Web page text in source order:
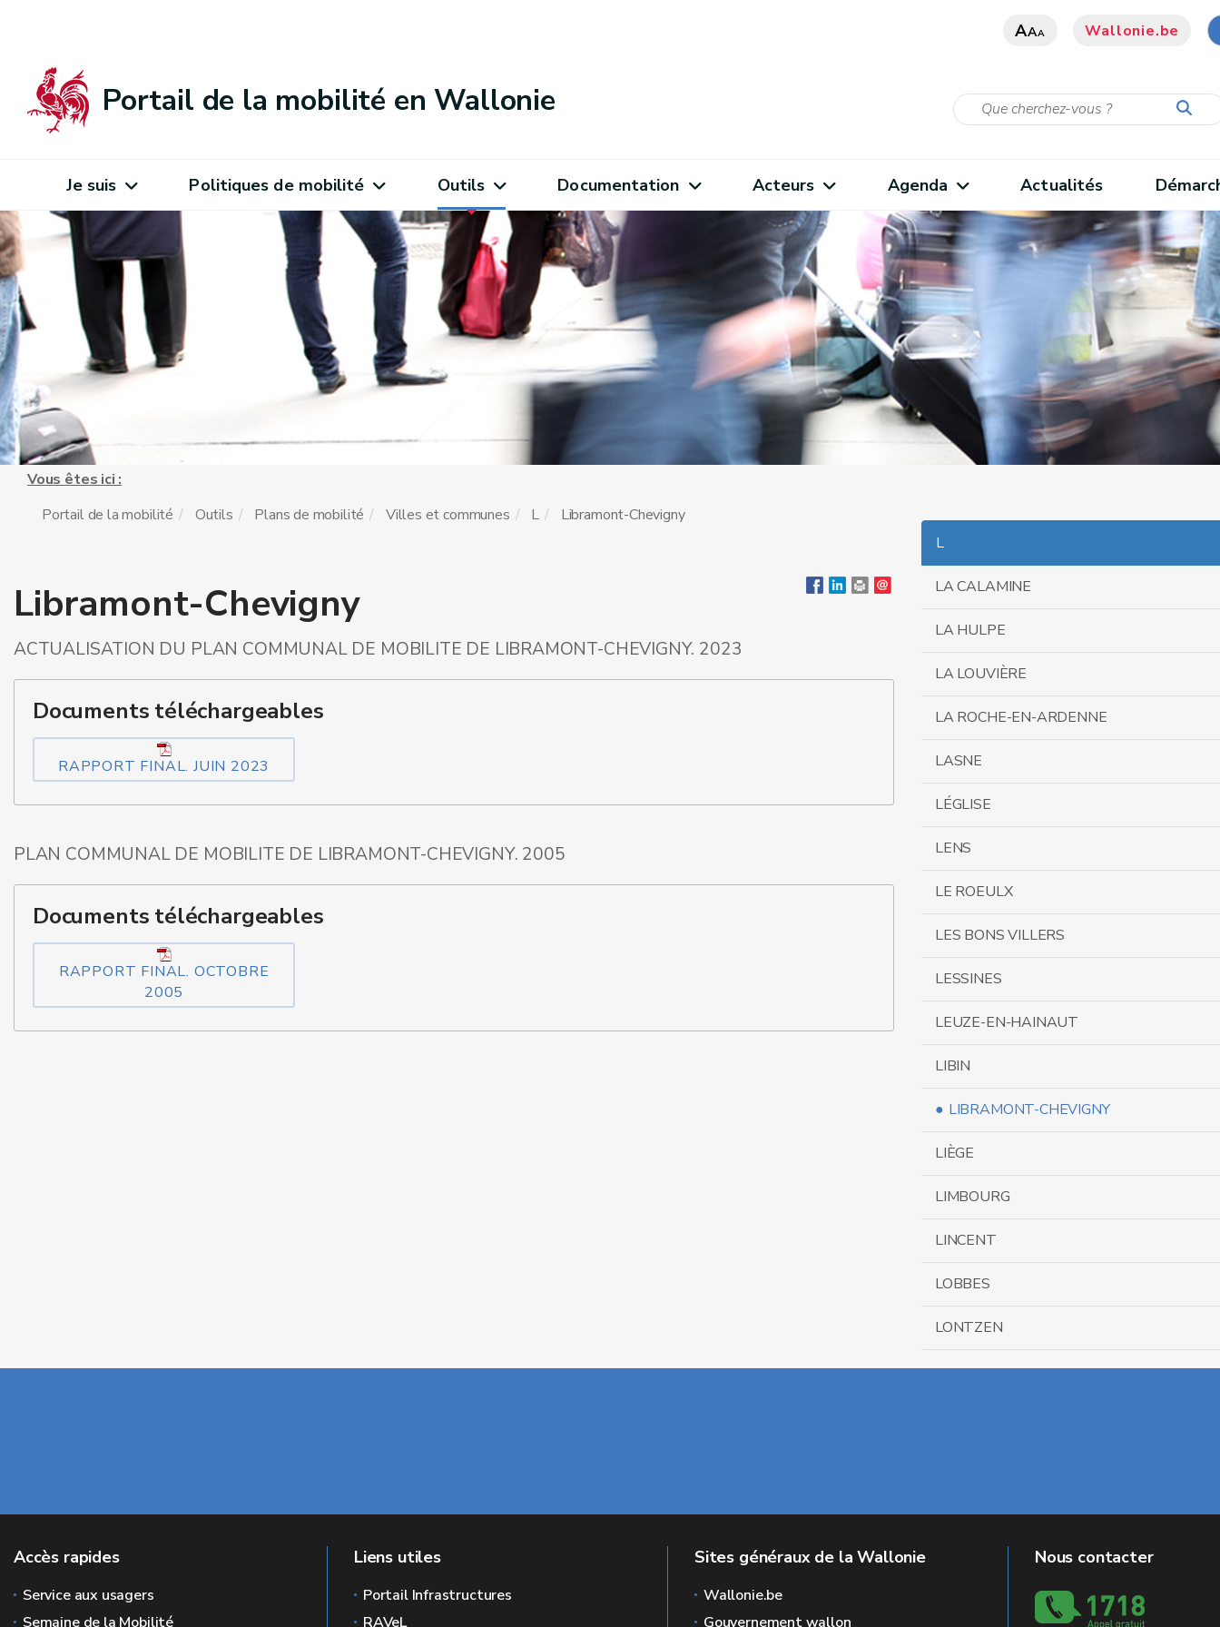
AAA Wallonie.be
Portail de la mobilité en Wallonie
Je suis Politiques de mobilité Outils Documentation Acteurs Agenda Actualités
Vous êtes ici :
Portail de la mobilité
Outils Plans de mobilité Villes et communes L Libramont-Chevigny
Libramont-Chevigny
ACTUALISATION DU PLAN COMMUNAL DE MOBILITE DE LIBRAMONT-CHEVIGNY. 2023
Documents téléchargeables
RAPPORT FINAL. JUIN 2023
PLAN COMMUNAL DE MOBILITE DE LIBRAMONT-CHEVIGNY. 2005
Documents téléchargeables
RAPPORT FINAL. OCTOBRE
2005
L
LA CALAMINE
LA HULPE
LA LOUVIÈRE
LA ROCHE-EN-ARDENNE
LASNE
LÉGLISE
LENS
LE ROEULX
LES BONS VILLERS
LESSINES
LEUZE-EN-HAINAUT
LIBIN
LIBRAMONT-CHEVIGNY
LIÈGE
LIMBOURG
LINCENT
LOBBES
LONTZEN
Accès rapides
Service aux usagers
Semaine de la Mobilité
Liens utiles
Portail Infrastructures
RAVeL
Sites généraux de la Wallonie
Wallonie.be
Gouvernement wallon
Nous contacter